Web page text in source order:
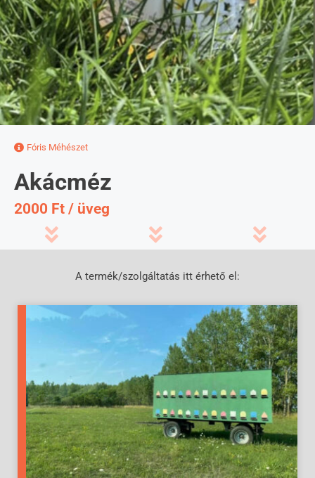
Fóris Méhészet
Akácméz
2000 Ft / üveg
A termék/szolgáltatás itt érhető el: